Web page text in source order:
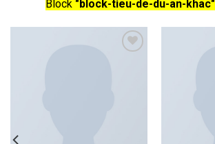
Block "block-tieu-de-du-an-khac"